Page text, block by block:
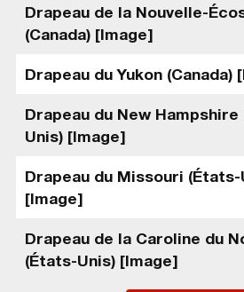
Drapeau de la Nouvelle-
(Canada) [Image]
Drapeau du Yukon (Canada)
Drapeau du New
Unis) [Image]
Drapeau du Missouri (États-
[Image]
Drapeau de la Caroline du
(États-Unis) [Image]